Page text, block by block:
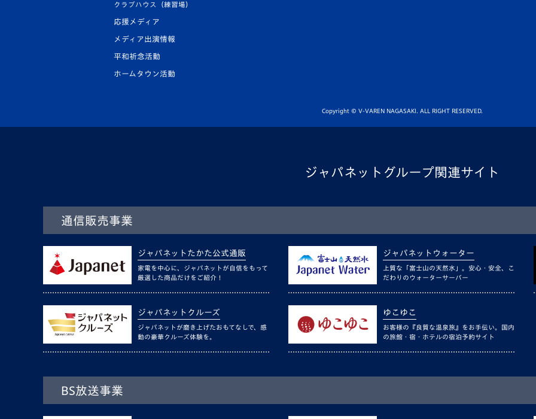
クラブハウス（練習場）
応援メディア
メディア出演情報
平和祈念活動
ホームタウン活動
Copyright © V-VAREN NAGASAKI. ALL RIGHT RESERVED.
ジャパネットグループ関連サイト
通信販売事業
ジャパネットたかた公式通販
家電を中心に、ジャパネットが自信をもって
厳選した商品だけをご紹介！
ジャパネットウォーター
上質な「富士山の天然水」。安心・安全、こ
だわりのウォーターサーバー
ジャパネットクルーズ
ジャパネットが磨き上げたおもてなしで、感
動の豪華クルーズ体験を。
ゆこゆこ
お客様の『良質な温泉旅』をお手伝い。国内
の旅館・宿・ホテルの宿泊予約サイト
BS放送事業